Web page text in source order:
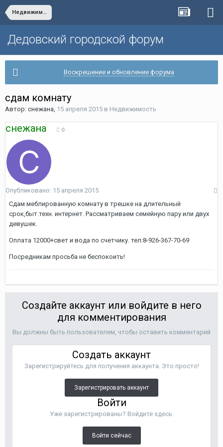
Недвижимость
Дедовский городской форум
Воскрешение и обновление форума
сдам комнату
Автор: снежана, 15 апреля 2015 в Недвижимость
снежана 0
Опубликовано: 15 апреля 2015
Сдам меблированную комнату в трешке на длительный
срок,быт.техн. интернет. Рассматриваем семейную пару или двух
девушек.
Оплата 12000+свет и вода по счетчику. тел:8-926-367-70-69
Посредникам просьба не беспокоить!
Создайте аккаунт или войдите в него
для комментирования
Вы должны быть пользователем, чтобы оставить комментарий
Создать аккаунт
Зарегистрируйтесь для получения аккаунта. Это просто!
Зарегистрировать аккаунт
Войти
Уже зарегистрированы? Войдите здесь.
Войти сейчас